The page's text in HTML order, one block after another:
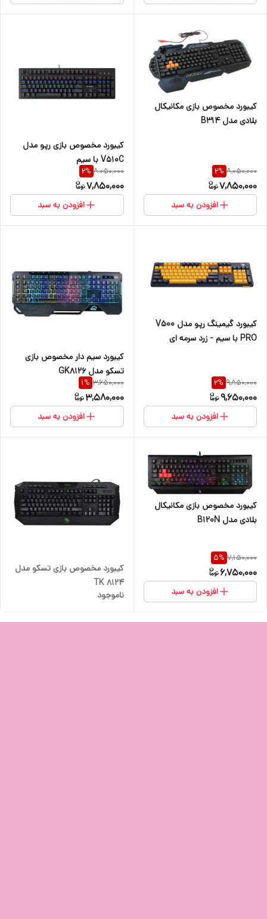
کیبورد مخصوص بازی مکانیکال
بلادی مدل B314
8,050,000
2%
7,850,000
افزودن به سبد
کیبورد مخصوص بازی رپو مدل
V510C با سیم
8,050,000
2%
7,850,000
افزودن به سبد
کیبورد گیمینگ رپو مدل V500
PRO با سیم - زرد سرمه ای
9,850,000
2%
9,650,000
افزودن به سبد
کیبورد سیم دار مخصوص بازی
تسکو مدل GK8126
3,650,000
1%
3,580,000
افزودن به سبد
کیبورد مخصوص بازی مکانیکال
بلادی مدل B120N
7,150,000
5%
6,750,000
افزودن به سبد
کیبورد مخصوص بازی تسکو مدل
TK 8124
ناموجود